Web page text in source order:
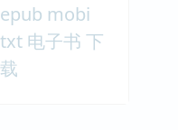
epub mobi
txt 电子书 下
载